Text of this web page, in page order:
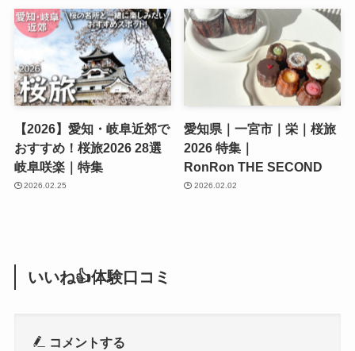
【2026】愛知・岐阜近郊で
おすすめ！桜旅2026 28選
岐阜咲楽｜特集
2026.02.25
愛知県｜一宮市｜栄｜桜旅
2026 特集｜
RonRon THE SECOND
2026.02.02
いいね👍体験口コミ
コメントする